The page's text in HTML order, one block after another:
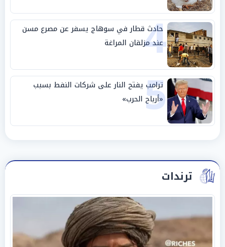
4
حادث قطار في سوهاج يسفر عن مصرع مسن
عند مزلقان المراغة
5
ترامب يفتح النار على شركات النفط بسبب
«أرباح الحرب»
ترندات